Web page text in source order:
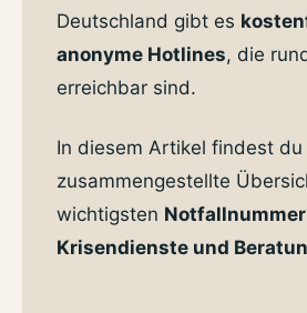
Deutschland gibt es
anonyme Hotlines, die
erreichbar sind.
In diesem Artikel findest
zusammengestellte
wichtigsten
Krisendienste und